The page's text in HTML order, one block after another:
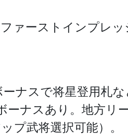
ァーストインプレ
ナスで将星登用札な
ーナスあり。地方リ
プ武将選択可能）。